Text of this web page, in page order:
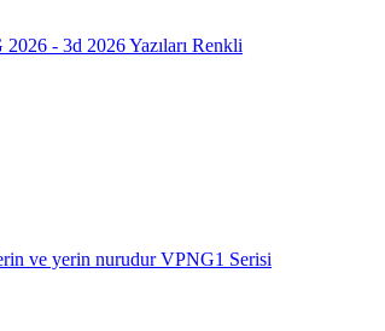
- 3d 2026 Yazıları Renkli
ve yerin nurudur VPNG1 Serisi